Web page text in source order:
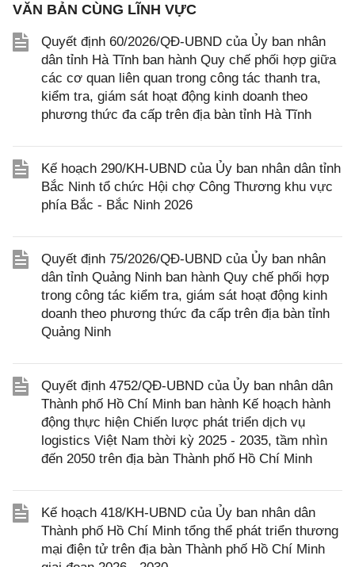
VĂN BẢN CÙNG LĨNH VỰC
Quyết định 60/2026/QĐ-UBND của Ủy ban nhân
dân tỉnh Hà Tĩnh ban hành Quy chế phối hợp giữa
các cơ quan liên quan trong công tác thanh tra,
kiểm tra, giám sát hoạt động kinh doanh theo
phương thức đa cấp trên địa bàn tỉnh Hà Tĩnh
Kế hoạch 290/KH-UBND của Ủy ban nhân dân tỉnh
Bắc Ninh tổ chức Hội chợ Công Thương khu vực
phía Bắc - Bắc Ninh 2026
Quyết định 75/2026/QĐ-UBND của Ủy ban nhân
dân tỉnh Quảng Ninh ban hành Quy chế phối hợp
trong công tác kiểm tra, giám sát hoạt động kinh
doanh theo phương thức đa cấp trên địa bàn tỉnh
Quảng Ninh
Quyết định 4752/QĐ-UBND của Ủy ban nhân dân
Thành phố Hồ Chí Minh ban hành Kế hoạch hành
động thực hiện Chiến lược phát triển dịch vụ
logistics Việt Nam thời kỳ 2025 - 2035, tầm nhìn
đến 2050 trên địa bàn Thành phố Hồ Chí Minh
Kế hoạch 418/KH-UBND của Ủy ban nhân dân
Thành phố Hồ Chí Minh tổng thể phát triển thương
mại điện tử trên địa bàn Thành phố Hồ Chí Minh